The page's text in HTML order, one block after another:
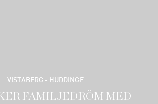
VISTABERG - HUDDINGE
FAMILJEDRÖM MED